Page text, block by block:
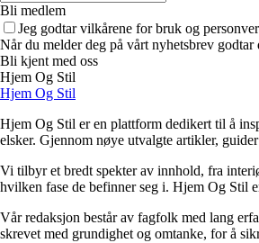
Bli medlem
Jeg godtar vilkårene for bruk og
Når du melder deg på vårt nyhetsbrev
Bli kjent med oss
Hjem Og Stil
Hjem Og Stil
Hjem Og Stil er en plattform dedikert til å
elsker. Gjennom nøye utvalgte artikler,
Vi tilbyr et bredt spekter av innhold, fra
hvilken fase de befinner seg i. Hjem Og Stil
Vår redaksjon består av fagfolk med lang
skrevet med grundighet og omtanke, for å